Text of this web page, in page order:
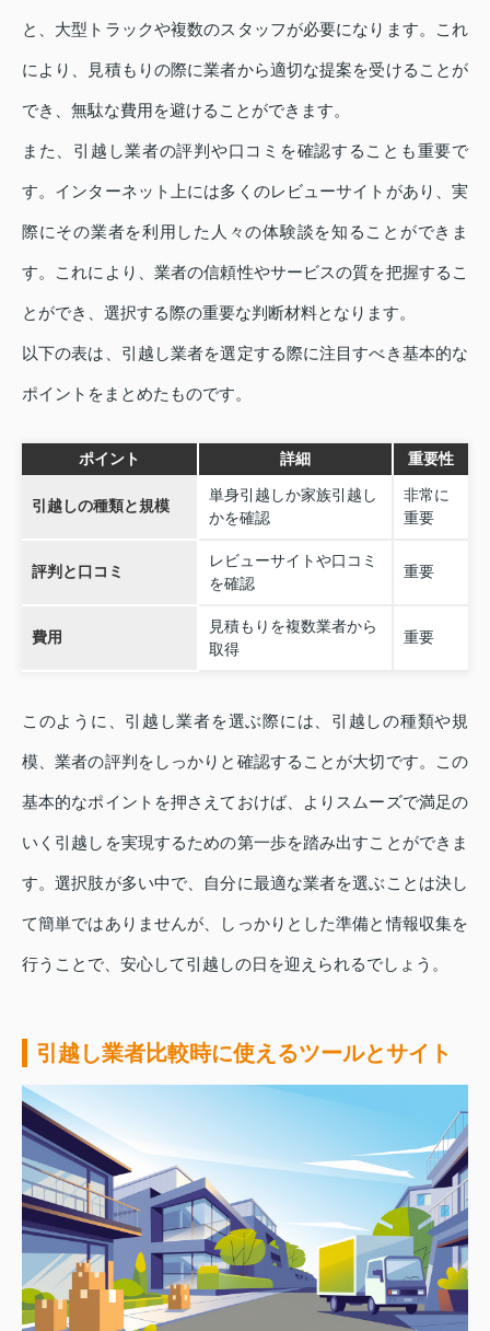
と、大型トラックや複数のスタッフが必要になります。これ
により、見積もりの際に業者から適切な提案を受けることが
でき、無駄な費用を避けることができます。
また、引越し業者の評判や口コミを確認することも重要で
す。インターネット上には多くのレビューサイトがあり、実
際にその業者を利用した人々の体験談を知ることができま
す。これにより、業者の信頼性やサービスの質を把握するこ
とができ、選択する際の重要な判断材料となります。
以下の表は、引越し業者を選定する際に注目すべき基本的な
ポイントをまとめたものです。
ポイント 詳細 重要性
引越しの種類と規模
単身引越しか家族引越し
かを確認
非常に
重要
評判と口コミ
レビューサイトや口コミ
を確認
重要
費用
見積もりを複数業者から
取得
重要
このように、引越し業者を選ぶ際には、引越しの種類や規
模、業者の評判をしっかりと確認することが大切です。この
基本的なポイントを押さえておけば、よりスムーズで満足の
いく引越しを実現するための第一歩を踏み出すことができま
す。選択肢が多い中で、自分に最適な業者を選ぶことは決し
て簡単ではありませんが、しっかりとした準備と情報収集を
行うことで、安心して引越しの日を迎えられるでしょう。
引越し業者比較時に使えるツールとサイト